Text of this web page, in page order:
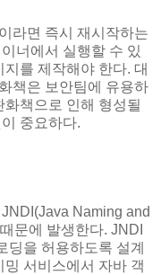
라면 즉시 재시작하는
너에서 실행할 수 있
를 제작해야 한다. 대
책은 보안팀에 유용하
책으로 인해 형성될
중요하다.
Naming and
문에 발생한다. JNDI
딩을 허용하도록 설계
서비스에서 자바 객